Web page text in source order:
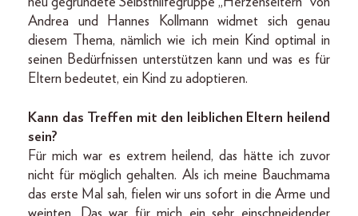
Andrea und Hannes Kollmann widmet sich genau
diesem Thema, nämlich wie ich mein Kind optimal in
seinen Bedürfnissen unterstützen kann und was es für
Eltern bedeutet, ein Kind zu adoptieren.
Kann das Treffen mit den leiblichen Eltern heilend
sein?
Für mich war es extrem heilend, das hätte ich zuvor
nicht für möglich gehalten. Als ich meine Bauchmama
das erste Mal sah, fielen wir uns sofort in die Arme und